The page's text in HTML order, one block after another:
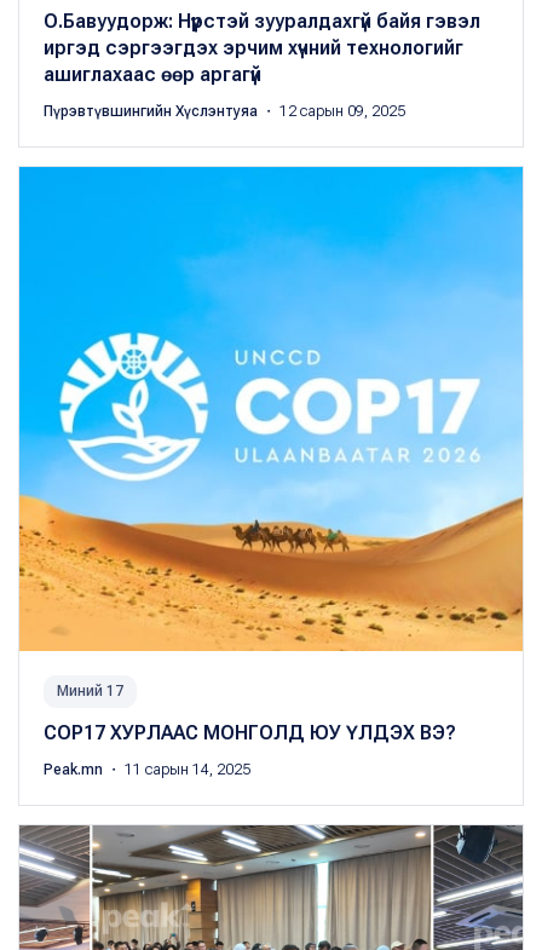
О.Бавуудорж: Нүүрстэй зууралдахгүй байя гэвэл
иргэд сэргээгдэх эрчим хүчний технологийг
ашиглахаас өөр аргагүй
Пүрэвтүвшингийн Хүслэнтуяа ・ 12 сарын 09, 2025
Миний 17
COP17 ХУРЛААС МОНГОЛД ЮУ ҮЛДЭХ ВЭ?
Peak.mn ・ 11 сарын 14, 2025